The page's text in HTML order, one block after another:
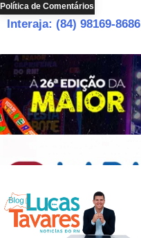
Política de Comentários
Interaja: (84) 98169-8686